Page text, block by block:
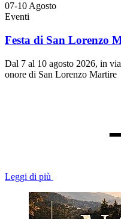
07-10 Agosto
Eventi
Festa di San Lorenzo
Dal 7 al 10 agosto 2026, in
onore di San Lorenzo Martire
Leggi di più